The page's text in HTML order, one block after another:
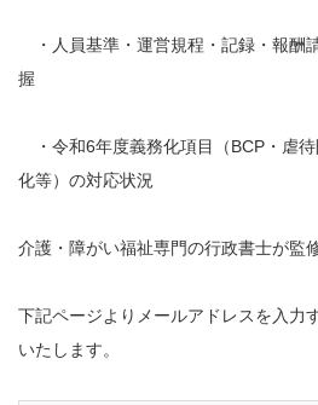
・人員基準・運営規程・記録・報酬
握
・令和6年度義務化項目（BCP・虐
化等）の対応状況
介護・障がい福祉専門の行政書士が監
下記ページよりメールアドレスを入力
いたします。